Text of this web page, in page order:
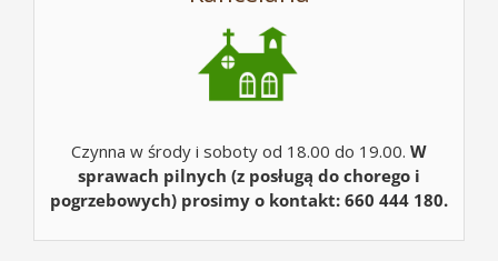
Czynna w środy i soboty od 18.00 do 19.00. W
sprawach pilnych (z posługą do chorego i
pogrzebowych) prosimy o kontakt: 660 444 180.